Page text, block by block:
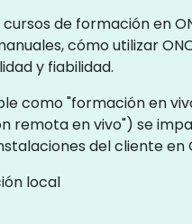
de formación en
cómo utilizar
y fiabilidad.
como "formación en
remota en vivo") se
del cliente
local